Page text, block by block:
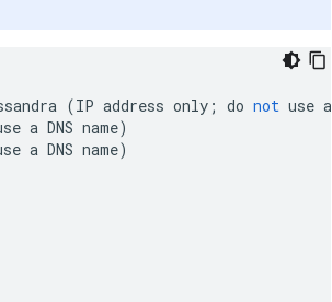
(IP address only ; do not use a
a DNS name)
a DNS name)